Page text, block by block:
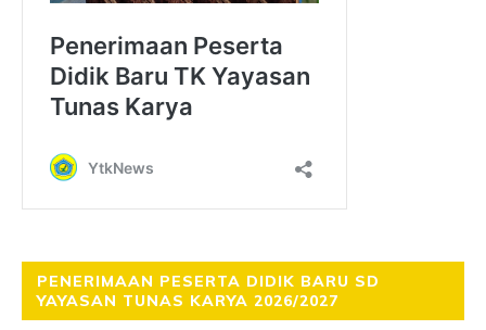
PENERIMAAN PESERTA DIDIK BARU SD
YAYASAN TUNAS KARYA 2026/2027